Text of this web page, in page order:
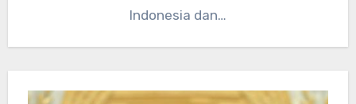
Indonesia dan…